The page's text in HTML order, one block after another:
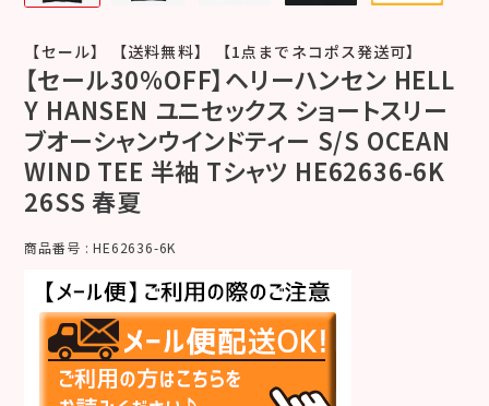
【セール】 【送料無料】 【1点までネコポス発送可】
【セール30%OFF】ヘリーハンセン HELL
Y HANSEN ユニセックス ショートスリー
ブオーシャンウインドティー S/S OCEAN
WIND TEE 半袖 Tシャツ HE62636-6K
26SS 春夏
商品番号 HE62636-6K